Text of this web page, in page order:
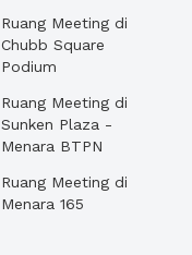
Ruang Meeting di
Chubb Square
Podium
Ruang Meeting di
Sunken Plaza -
Menara BTPN
Ruang Meeting di
Menara 165